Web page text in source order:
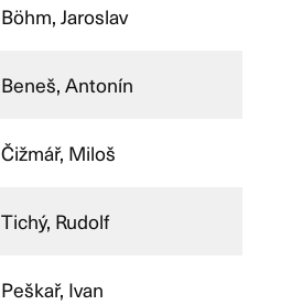
Böhm, Jaroslav
Beneš, Antonín
Čižmář, Miloš
Tichý, Rudolf
Peškař, Ivan